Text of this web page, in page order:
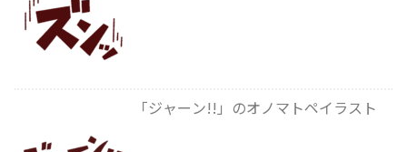
「ジャーン!!」のオノマトペイラスト